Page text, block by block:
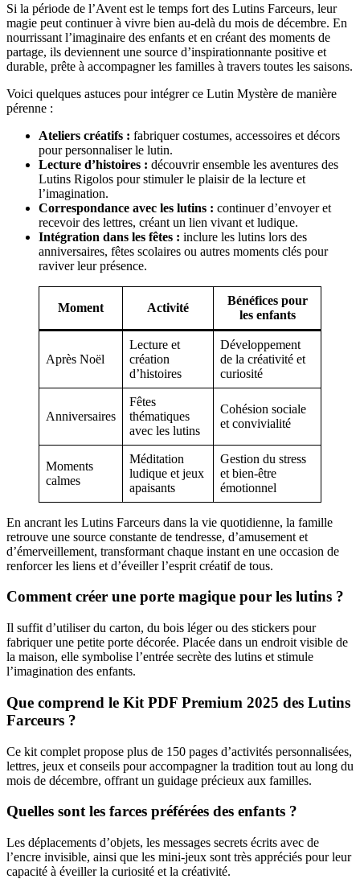
Si la période de l’Avent est le temps fort des Lutins Farceurs, leur
magie peut continuer à vivre bien au-delà du mois de décembre. En
nourrissant l’imaginaire des enfants et en créant des moments de
partage, ils deviennent une source d’inspirationnante positive et
durable, prête à accompagner les familles à travers toutes les saisons.
Voici quelques astuces pour intégrer ce Lutin Mystère de manière
pérenne :
Ateliers créatifs : fabriquer costumes, accessoires et décors
pour personnaliser le lutin.
Lecture d’histoires : découvrir ensemble les aventures des
Lutins Rigolos pour stimuler le plaisir de la lecture et
l’imagination.
Correspondance avec les lutins : continuer d’envoyer et
recevoir des lettres, créant un lien vivant et ludique.
Intégration dans les fêtes : inclure les lutins lors des
anniversaires, fêtes scolaires ou autres moments clés pour
raviver leur présence.
Moment Activité
Bénéfices pour
les enfants
Après Noël
Lecture et
création
d’histoires
Développement
de la créativité et
curiosité
Anniversaires
Fêtes
thématiques
avec les lutins
Cohésion sociale
et convivialité
Moments
calmes
Méditation
ludique et jeux
apaisants
Gestion du stress
et bien-être
émotionnel
En ancrant les Lutins Farceurs dans la vie quotidienne, la famille
retrouve une source constante de tendresse, d’amusement et
d’émerveillement, transformant chaque instant en une occasion de
renforcer les liens et d’éveiller l’esprit créatif de tous.
Comment créer une porte magique pour les lutins ?
Il suffit d’utiliser du carton, du bois léger ou des stickers pour
fabriquer une petite porte décorée. Placée dans un endroit visible de
la maison, elle symbolise l’entrée secrète des lutins et stimule
l’imagination des enfants.
Que comprend le Kit PDF Premium 2025 des Lutins
Farceurs ?
Ce kit complet propose plus de 150 pages d’activités personnalisées,
lettres, jeux et conseils pour accompagner la tradition tout au long du
mois de décembre, offrant un guidage précieux aux familles.
Quelles sont les farces préférées des enfants ?
Les déplacements d’objets, les messages secrets écrits avec de
l’encre invisible, ainsi que les mini-jeux sont très appréciés pour leur
capacité à éveiller la curiosité et la créativité.